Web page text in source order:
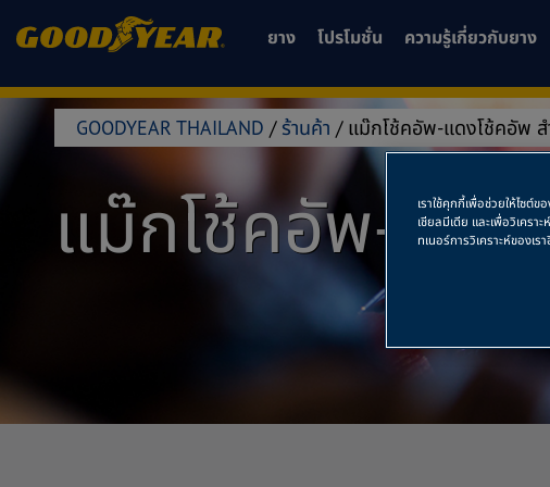
ยาง โปรโมชั่น ความรู้เกี่ยวกับยาง
GOODYEAR THAILAND / ร้านค้า / แม๊กโช้คอัพ-แดงโช้คอัพ
แม๊กโช้คอัพ-แดง
เราใช้คุกกี้เพื่อช่วยให้ไซต์
เชียลมีเดีย และเพื่อวิเครา
ทเนอร์การวิเคราะห์ของเร